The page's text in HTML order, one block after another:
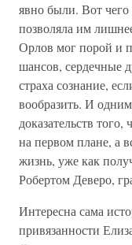
явно были. Вот чего
позволяла им
Орлов мог порой и
шансов, сердечные
страха сознание,
вообразить. И
доказательств
на первом плане, а
жизнь, уже как
Робертом Деверо,
Интересна сама
привязанности